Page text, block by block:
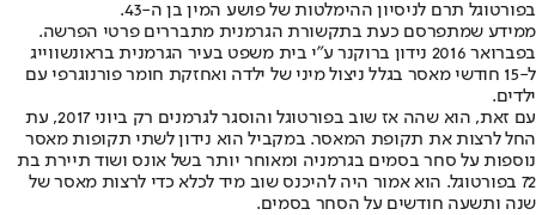
בפורטוגל תרם לניסיון ההימלטות של פושע המין בן ה-43.
ממידע שמתפרסם כעת בתקשורת הגרמנית מתבררים פרטי הפרשה.
בפברואר 2016 נידון ברוקנר ע״י בית משפט בעיר הגרמנית בראונשווייג
ל-15 חודשי מאסר בגלל ניצול מיני של ילדה ואחזקת חומר פורנוגרפי עם
ילדים.
עם זאת, הוא שהה אז שוב בפורטוגל והוסגר לגרמנים רק ביוני 2017, עת
החל לרצות את תקופת המאסר. במקביל הוא נידון לשתי תקופות מאסר
נוספות על סחר בסמים בגרמניה ומאוחר יותר בשל אונס ושוד תיירת בת
72 בפורטוגל. הוא אמור היה להיכנס שוב מיד לכלא כדי לרצות מאסר של
שנה ותשעה חודשים על הסחר בסמים.